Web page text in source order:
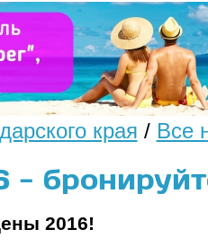
края / Все
-
2016!